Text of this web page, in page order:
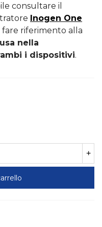
consultare il
Inogen One
fare riferimento alla
nella
i dispositivi.
+